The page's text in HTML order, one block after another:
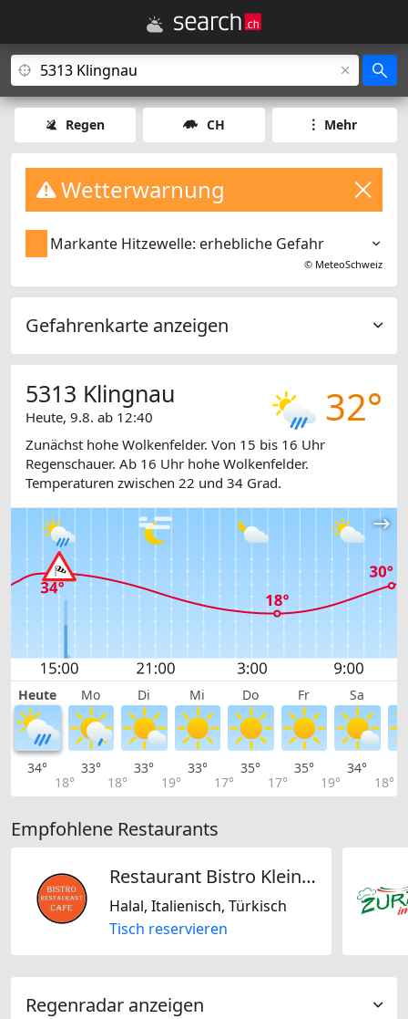
Regen CH Mehr
Wetterwarnung
Markante Hitzewelle: erhebliche Gefahr
© MeteoSchweiz
Gefahrenkarte anzeigen
32°
5313 Klingnau
Heute, 9.8. ab 12:40
Zunächst hohe Wolkenfelder. Von 15 bis 16 Uhr
Regenschauer. Ab 16 Uhr hohe Wolkenfelder.
Temperaturen zwischen 22 und 34 Grad.
Heute Mo Di Mi Do Fr Sa
34°
18°
33°
18°
33°
19°
33°
17°
35°
17°
35°
19°
34°
18°
Empfohlene Restaurants
Restaurant Bistro Kleindöttingen
Halal, Italienisch, Türkisch
Tisch reservieren
Regenradar anzeigen